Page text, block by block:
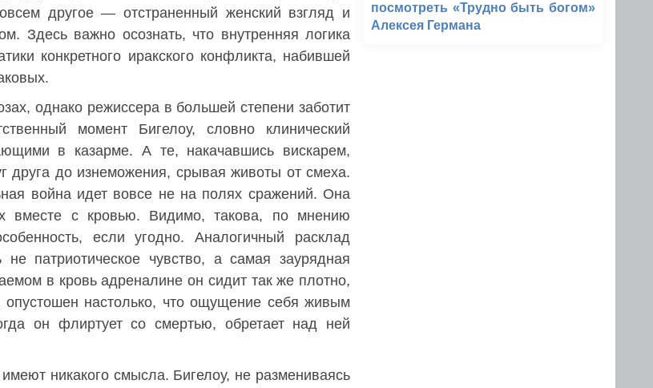
другое — отстраненный женский взгляд и
Здесь важно осознать, что внутренняя логика
конкретного иракского конфликта, набившей
однако режиссера в большей степени заботит
момент Бигелоу, словно клинический
в казарме. А те, накачавшись вискарем,
друга до изнеможения, срывая животы от смеха.
война идет вовсе не на полях сражений. Она
вместе с кровью. Видимо, такова, по мнению
если угодно. Аналогичный расклад
патриотическое чувство, а самая заурядная
в кровь адреналине он сидит так же плотно,
настолько, что ощущение себя живым
он флиртует со смертью, обретает над ней
никакого смысла. Бигелоу, не размениваясь
посмотреть «Трудно быть богом»
Алексея Германа